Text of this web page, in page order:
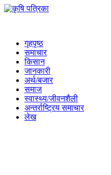
गृहपृष्ठ
समाचार
किसान
जानकारी
अर्थ/बजार
समाज
स्वास्थ्य/जीवनशैली
अन्तर्राष्ट्रिय समाचार
लेख